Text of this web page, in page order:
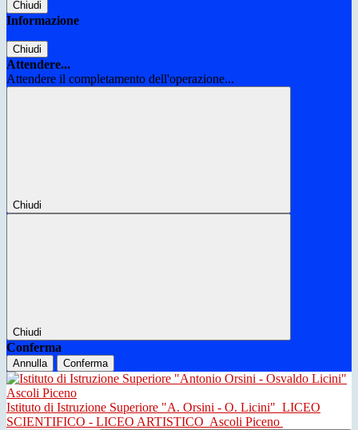
Chiudi
Informazione
Chiudi
Attendere...
Attendere il completamento dell'operazione...
Chiudi
Chiudi
Conferma
Annulla Conferma
Istituto di Istruzione Superiore "A. Orsini - O. Licini" LICEO
SCIENTIFICO - LICEO ARTISTICO Ascoli Piceno